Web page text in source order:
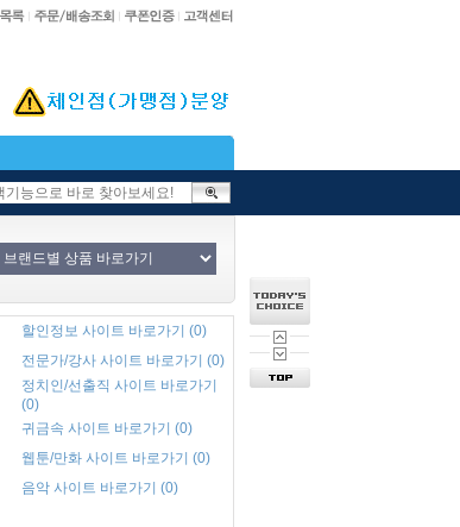
할인정보 사이트 바로가기 (0)
전문가/강사 사이트 바로가기 (0)
정치인/선출직 사이트 바로가기
(0)
귀금속 사이트 바로가기 (0)
웹툰/만화 사이트 바로가기 (0)
음악 사이트 바로가기 (0)